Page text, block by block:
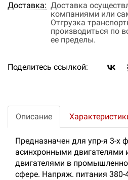
Доставка: Доставка
компаниями или
Отгрузка
производиться по
ее пределы.
Поделитесь ссылкой:
Описание
Предназначен для упр-я 3-х
асинхронными двигателями
двигателями в
сфере. Напряж. питания 380-